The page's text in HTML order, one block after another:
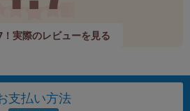
実際のレビューを見る
支払い方法